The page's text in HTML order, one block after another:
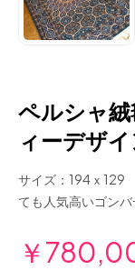
ペルシャ
ィーデザ
サイズ：194ｘ129
ても人気高いゴン
￥